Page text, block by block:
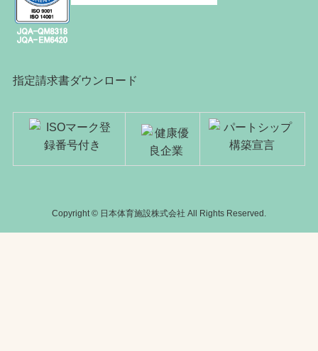
指定請求書ダウンロード
Copyright © 日本体育施設株式会社 All Rights Reserved.